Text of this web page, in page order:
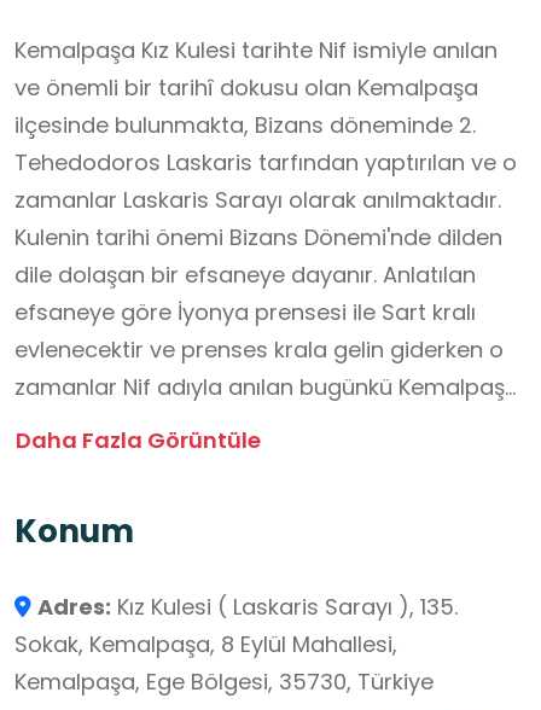
Kemalpaşa Kız Kulesi tarihte Nif ismiyle anılan
ve önemli bir tarihî dokusu olan Kemalpaşa
ilçesinde bulunmakta, Bizans döneminde 2.
Tehedodoros Laskaris tarfından yaptırılan ve o
zamanlar Laskaris Sarayı olarak anılmaktadır.
Kulenin tarihi önemi Bizans Dönemi'nde dilden
dile dolaşan bir efsaneye dayanır. Anlatılan
efsaneye göre İyonya prensesi ile Sart kralı
evlenecektir ve prenses krala gelin giderken o
zamanlar Nif adıyla anılan bugünkü Kemalpaşa
ilçesinde kralın öldüğü haberini alır ve bu
kırmızı tuğlalardan yapılmış üç katlı tarihî bir
olarak görülebilen Kemalpaşa Kız Kulesi,
zamanla Kemalpaşa ilçesinin sembolü hâline
gelmiştir.
Daha Fazla Görüntüle
Konum
Adres: Kız Kulesi ( Laskaris Sarayı ), 135.
Sokak, Kemalpaşa, 8 Eylül Mahallesi,
Kemalpaşa, Ege Bölgesi, 35730, Türkiye